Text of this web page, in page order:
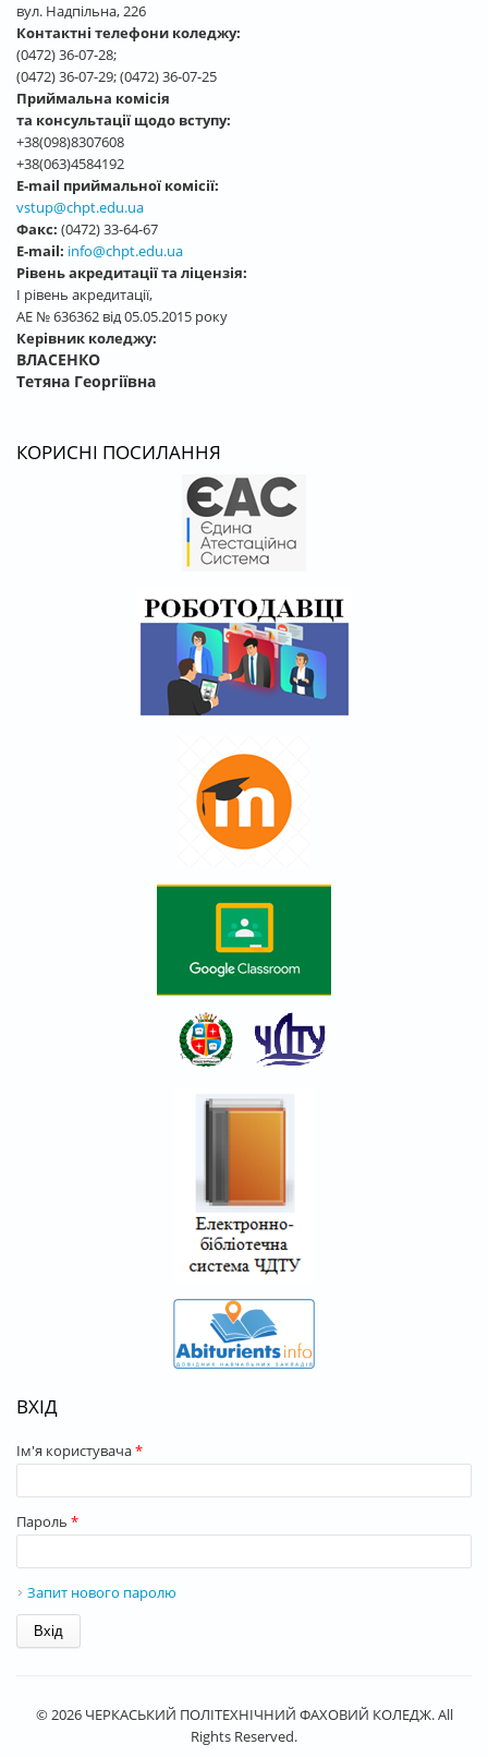
вул. Надпільна, 226
Контактні телефони коледжу:
(0472) 36-07-28;
(0472) 36-07-29; (0472) 36-07-25
Приймальна комісія
та консультації щодо вступу:
+38(098)8307608
+38(063)4584192
E-mail приймальної комісії:
vstup@chpt.edu.ua
Факс: (0472) 33-64-67
E-mail: info@chpt.edu.ua
Рівень акредитації та ліцензія:
І рівень акредитації,
АЕ № 636362 від 05.05.2015 року
Керівник коледжу:
ВЛАСЕНКО
Тетяна Георгіївна
КОРИСНІ ПОСИЛАННЯ
ВХІД
Ім'я користувача*
Пароль *
Запит нового паролю
© 2026 ЧЕРКАСЬКИЙ ПОЛІТЕХНІЧНИЙ ФАХОВИЙ КОЛЕДЖ. All
Rights Reserved.